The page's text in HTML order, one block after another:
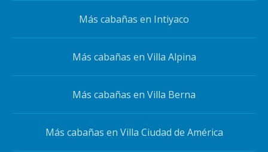
Más cabañas en Intiyaco
Más cabañas en Villa Alpina
Más cabañas en Villa Berna
Más cabañas en Villa Ciudad de América